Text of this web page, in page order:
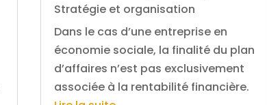
Stratégie et organisation
Dans le cas d’une entreprise en
économie sociale, la finalité du plan
d’affaires n’est pas exclusivement
associée à la rentabilité financière.